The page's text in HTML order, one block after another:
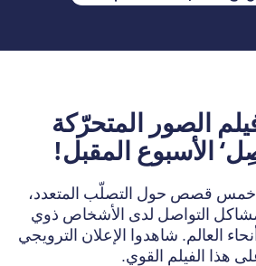
الصور المتحرّكة
الأسبوع المقبل!
خمس قصص حول التصلّب المتعدد،
التواصل لدى الأشخاص ذوي
العالم. شاهدوا الإعلان الترويجي
هذا الفيلم القوي.